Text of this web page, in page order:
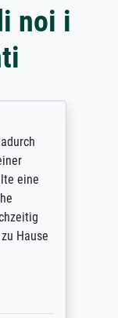
noi i
eine
Hause